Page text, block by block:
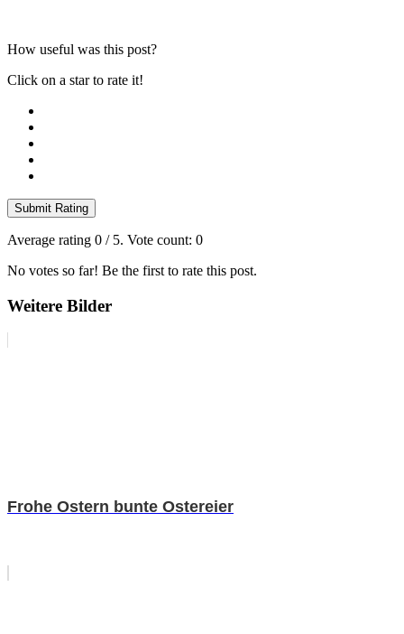
How useful was this post?
Click on a star to rate it!
Submit Rating
Average rating 0 / 5. Vote count: 0
No votes so far! Be the first to rate this post.
Weitere Bilder
Frohe Ostern bunte Ostereier